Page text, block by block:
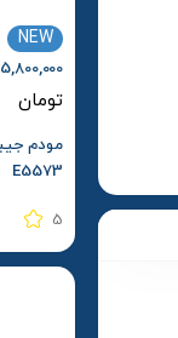
NEW
5,800,000
تومان
E5573
5